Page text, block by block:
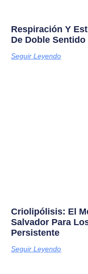
Respiración Y
De Doble Sentido
Seguir Leyendo
Criolipólisis: El
Salvador Para
Persistente
Seguir Leyendo